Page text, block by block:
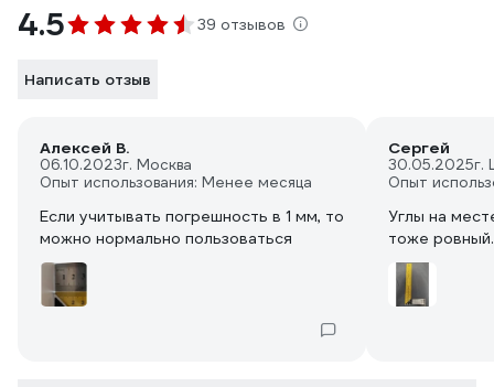
4.5 39 отзывов
Написать отзыв
Алексей В.
06.10.2023г. Москва
Опыт использования: Менее месяца
Если учитывать погрешность в 1 мм, то
можно нормально пользоваться
Сергей
30.05.2025г.
Опыт
Углы на
тоже ровный.